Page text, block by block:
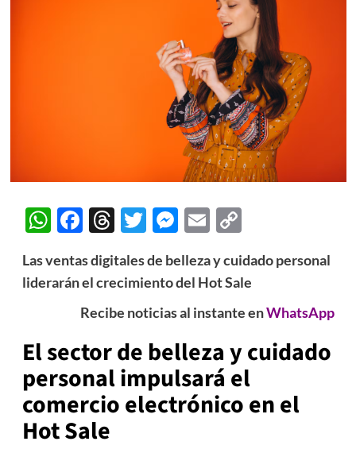
WhatsApp
Facebook
Threads
Twitter
Messenger
EmailCopy
Las ventas digitales de belleza y cuidado personal
liderarán el crecimiento del Hot Sale
Recibe noticias al instante enWhatsApp
El sector de belleza y cuidado
personal impulsará el
comercio electrónico en el
Hot Sale